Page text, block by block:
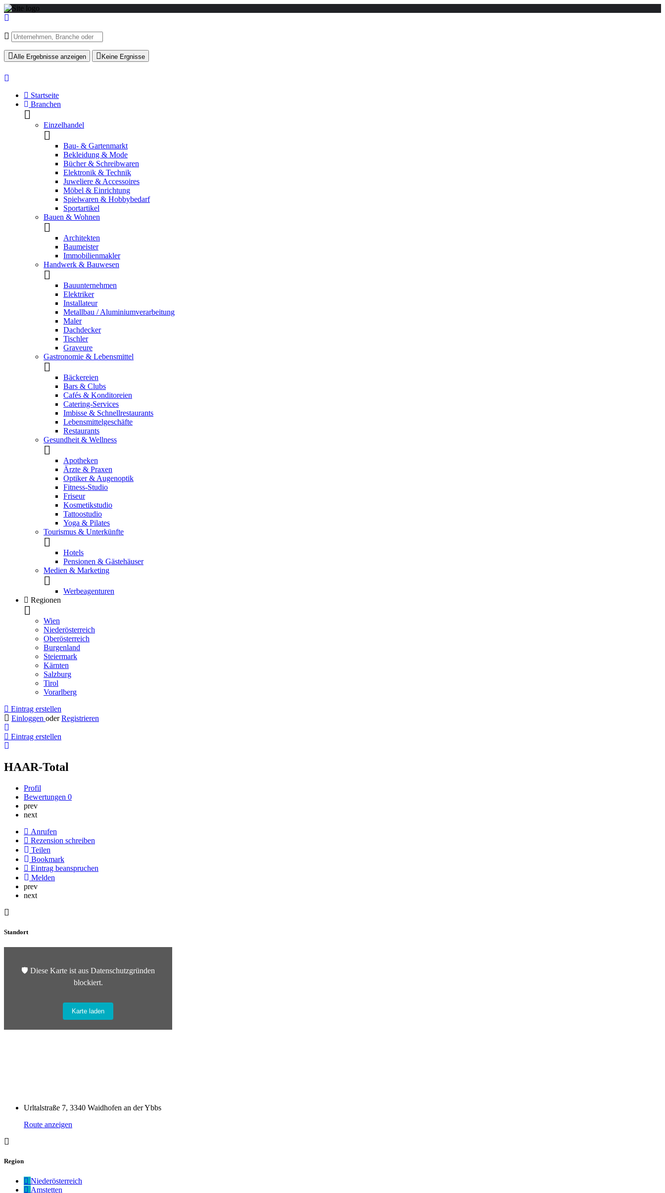
Alle Ergebnisse anzeigen Keine Ergnisse
Startseite
Branchen
Einzelhandel
Bau- & Gartenmarkt
Bekleidung & Mode
Bücher & Schreibwaren
Elektronik & Technik
Juweliere & Accessoires
Möbel & Einrichtung
Spielwaren & Hobbybedarf
Sportartikel
Bauen & Wohnen
Architekten
Baumeister
Immobilienmakler
Handwerk & Bauwesen
Bauunternehmen
Elektriker
Installateur
Metallbau / Aluminiumverarbeitung
Maler
Dachdecker
Tischler
Graveure
Gastronomie & Lebensmittel
Bäckereien
Bars & Clubs
Cafés & Konditoreien
Catering-Services
Imbisse & Schnellrestaurants
Lebensmittelgeschäfte
Restaurants
Gesundheit & Wellness
Apotheken
Ärzte & Praxen
Optiker & Augenoptik
Fitness-Studio
Friseur
Kosmetikstudio
Tattoostudio
Yoga & Pilates
Tourismus & Unterkünfte
Hotels
Pensionen & Gästehäuser
Medien & Marketing
Werbeagenturen
Regionen
Wien
Niederösterreich
Oberösterreich
Burgenland
Steiermark
Kärnten
Salzburg
Tirol
Vorarlberg
Eintrag erstellen
Einloggen oder Registrieren
Eintrag erstellen
HAAR-Total
Profil
Bewertungen 0
prev
next
Anrufen
Rezension schreiben
Teilen
Bookmark
Eintrag beanspruchen
Melden
prev
next
Standort
🛡️ Diese Karte ist aus Datenschutzgründen
blockiert.
Karte laden
Urltalstraße 7, 3340 Waidhofen an der Ybbs
Route anzeigen
Region
Niederösterreich
Amstetten